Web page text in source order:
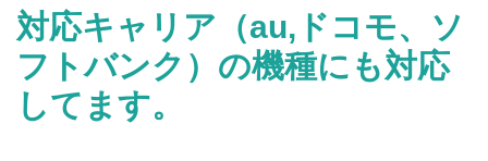
対応キャリア（au,ドコモ、ソ
フトバンク）の機種にも対応
してます。